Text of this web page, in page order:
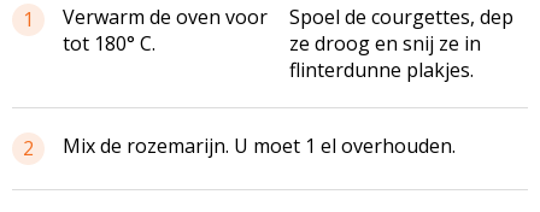
1
Verwarm de oven voor
tot 180° C.
Spoel de courgettes, dep
ze droog en snij ze in
flinterdunne plakjes.
2 Mix de rozemarijn. U moet 1 el overhouden.